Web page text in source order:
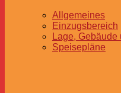
Allgemeines
Einzugsbereich
Lage, Gebäude
Speisepläne